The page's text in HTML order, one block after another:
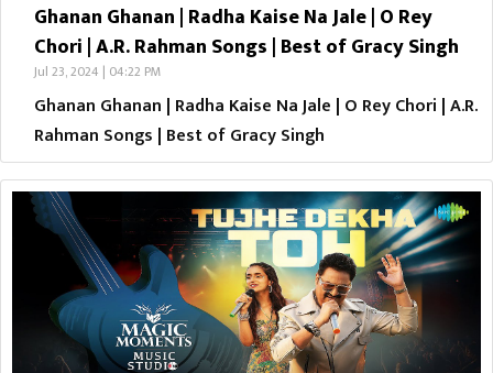
Ghanan Ghanan | Radha Kaise Na Jale | O Rey
Chori | A.R. Rahman Songs | Best of Gracy Singh
Jul 23, 2024 | 04:22 PM
Ghanan Ghanan | Radha Kaise Na Jale | O Rey Chori | A.R.
Rahman Songs | Best of Gracy Singh